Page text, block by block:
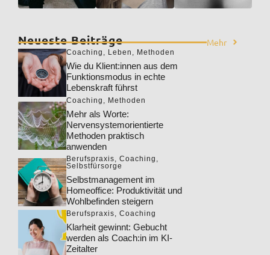
Neueste Beiträge Mehr
Coaching , Leben , Methoden
Wie du Klient:innen aus dem
Funktionsmodus in echte
Lebenskraft führst
Coaching , Methoden
Mehr als Worte:
Nervensystemorientierte
Methoden praktisch
anwenden
Berufspraxis, Coaching ,
Selbstfürsorge
Selbstmanagement im
Homeoffice: Produktivität und
Wohlbefinden steigern
Berufspraxis, Coaching
Klarheit gewinnt: Gebucht
werden als Coach:in im KI-
Zeitalter